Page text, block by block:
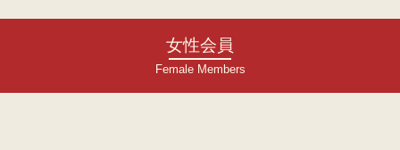
女性会員
Female Members